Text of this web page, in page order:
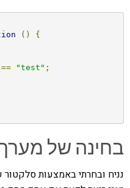
()
{
== "test" ;
בחינה של